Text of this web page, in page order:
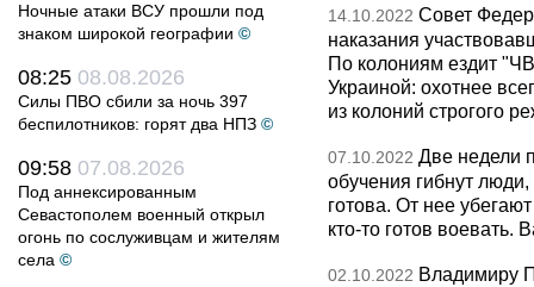
Ночные атаки ВСУ прошли под
знаком широкой географии ©
08:25 08.08.2026
Силы ПВО сбили за ночь 397
беспилотников: горят два НПЗ ©
09:58 07.08.2026
Под аннексированным
Севастополем военный открыл
огонь по сослуживцам и жителям
села ©
14.10.2022 Совет
наказания
По колониям ездит
Украиной: охотнее
из колоний строгого
07.10.2022 Две недели
обучения гибнут
готова. От нее
кто-то готов
02.10.2022 Владимиру